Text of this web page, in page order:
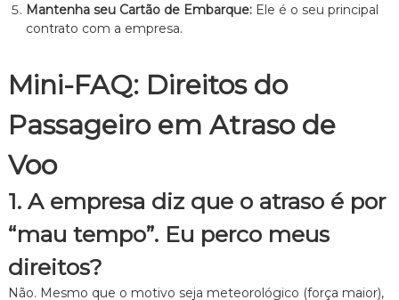
Mantenha seu Cartão de Embarque:Ele é o seu principal
contrato com a empresa.
Mini-FAQ: Direitos do
Passageiro em Atraso de
Voo
1. A empresa diz que o atraso é por
“mau tempo”. Eu perco meus
direitos?
Não. Mesmo que o motivo seja meteorológico (força maior),